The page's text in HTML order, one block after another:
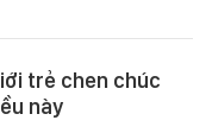
trẻ chen chúc
này